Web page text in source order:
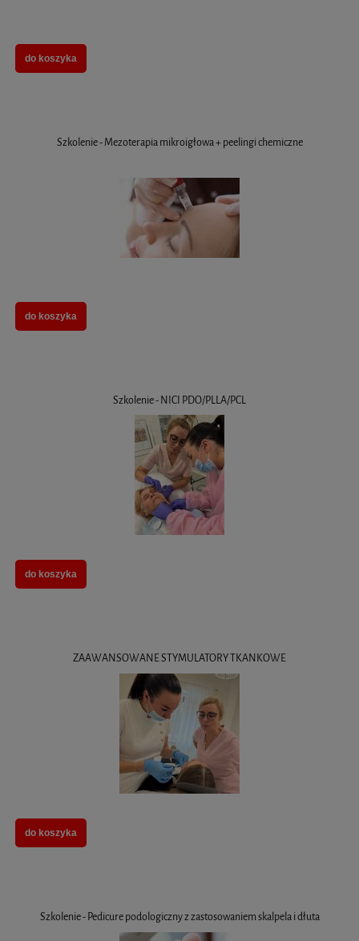
do koszyka
Szkolenie - Mezoterapia mikroigłowa + peelingi chemiczne
do koszyka
Szkolenie - NICI PDO/PLLA/PCL
do koszyka
ZAAWANSOWANE STYMULATORY TKANKOWE
do koszyka
Szkolenie - Pedicure podologiczny z zastosowaniem skalpela i dłuta